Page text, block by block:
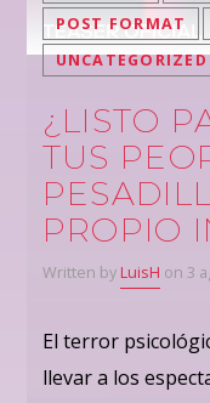
POST FORMAT
UNCATEGORIZED
¿LISTO
TUS
PROPIO
Written by LuisH on 3
El terror
llevar a los